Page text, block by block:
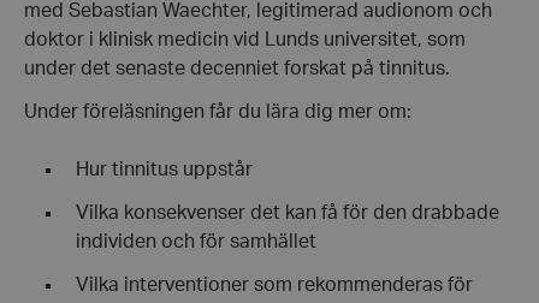
19.30
med Sebastian Waechter, legitimerad audionom och
doktor i klinisk medicin vid Lunds universitet, som
under det senaste decenniet forskat på tinnitus.
Under föreläsningen får du lära dig mer om:
Hur tinnitus uppstår
Vilka konsekvenser det kan få för den drabbade
individen och för samhället
Vilka interventioner som rekommenderas för